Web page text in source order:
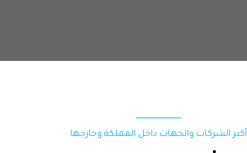
أكبر الشركات والجهات داخل المملكة وخارجها